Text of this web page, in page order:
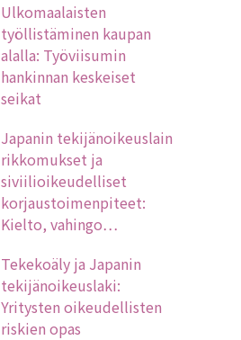
Ulkomaalaisten
työllistäminen kaupan
alalla: Työviisumin
hankinnan keskeiset
seikat
Japanin tekijänoikeuslain
rikkomukset ja
siviilioikeudelliset
korjaustoimenpiteet:
Kielto, vahingo…
Tekekoäly ja Japanin
tekijänoikeuslaki:
Yritysten oikeudellisten
riskien opas